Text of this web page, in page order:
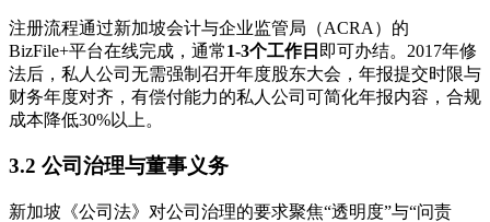
注册流程通过新加坡会计与企业监管局（ACRA）的
BizFile+平台在线完成，通常1-3个工作日 即可办结。2017年修
法后，私人公司无需强制召开年度股东大会，年报提交时限与
财务年度对齐，有偿付能力的私人公司可简化年报内容，合规
成本降低30%以上。
3.2 公司治理与董事义务
新加坡《公司法》对公司治理的要求聚焦“透明度”与“问责